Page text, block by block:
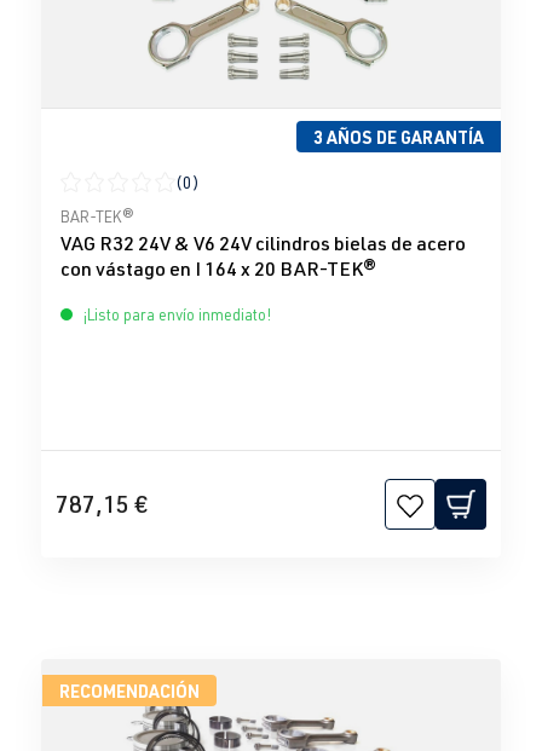
3 AÑOS DE GARANTÍA
Calificación promedio de 0 de 5 estrellas
(0)
BAR-TEK®
VAG R32 24V & V6 24V cilindros bielas de acero
con vástago en I 164 x 20 BAR-TEK®
¡Listo para envío inmediato!
787,15 €
RECOMENDACIÓN